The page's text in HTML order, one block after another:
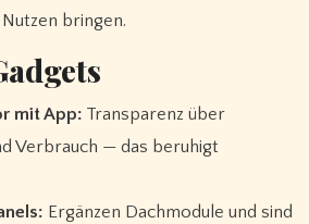
bringen.
mit App: Transparenz über
Verbrauch — das beruhigt
Ergänzen Dachmodule und sind